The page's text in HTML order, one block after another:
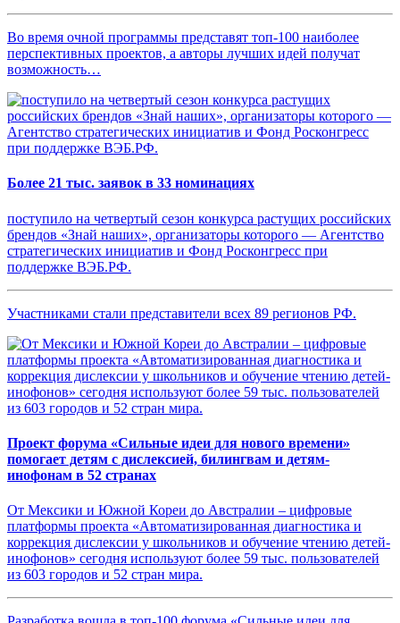
Во время очной программы представят топ-100 наиболее
перспективных проектов, а авторы лучших идей получат
возможность…
Более 21 тыс. заявок в 33 номинациях
поступило на четвертый сезон конкурса растущих российских
брендов «Знай наших», организаторы которого — Агентство
стратегических инициатив и Фонд Росконгресс при
поддержке ВЭБ.РФ.
Участниками стали представители всех 89 регионов РФ.
Проект форума «Сильные идеи для нового времени»
помогает детям с дислексией, билингвам и детям-
инофонам в 52 странах
От Мексики и Южной Кореи до Австралии – цифровые
платформы проекта «Автоматизированная диагностика и
коррекция дислексии у школьников и обучение чтению детей-
инофонов» сегодня используют более 59 тыс. пользователей
из 603 городов и 52 стран мира.